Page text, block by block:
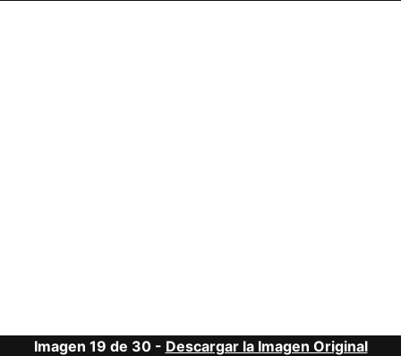
Imagen 19 de 30 - Descargar la Imagen Original